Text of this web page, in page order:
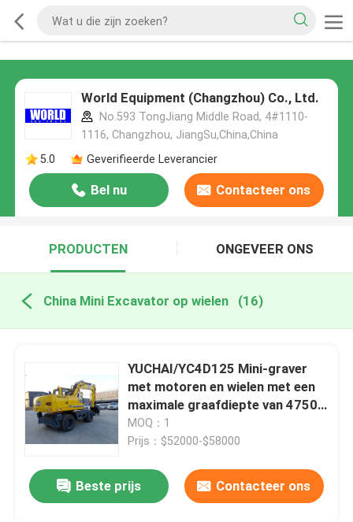
World Equipment (Changzhou) Co., Ltd.
No.593 TongJiang Middle Road, 4#1110-
1116, Changzhou, JiangSu,China,China
5.0
Geverifieerde Leverancier
Bel nu Contacteer ons
PRODUCTEN ONGEVEER ONS
China Mini Excavator op wielen (16)
YUCHAI/YC4D125 Mini-graver
met motoren en wielen met een
maximale graafdiepte van 4750
mm
MOQ：1
Prijs：$52000-$58000
Beste prijs Contacteer ons